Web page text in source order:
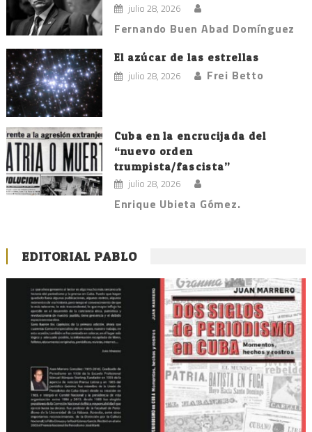
julio 28, 2026
Fernando Buen Abad Domínguez
El azúcar de las estrellas
julio 28, 2026 Frei Betto
Cuba en la encrucijada del
“nuevo orden
trumpista/fascista”
julio 28, 2026
Enrique Ubieta Gómez.
EDITORIAL PABLO